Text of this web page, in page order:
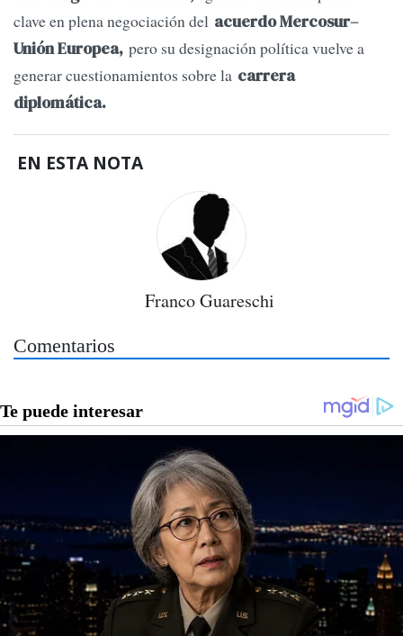
clave en plena negociación del acuerdo Mercosur–
Unión Europea, pero su designación política vuelve a
generar cuestionamientos sobre la carrera
diplomática.
EN ESTA NOTA
Franco Guareschi
Comentarios